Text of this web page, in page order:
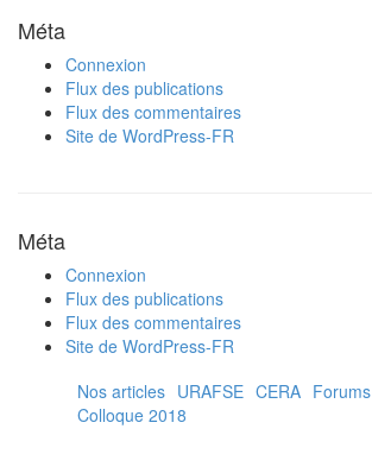
Méta
Connexion
Flux des publications
Flux des commentaires
Site de WordPress-FR
Méta
Connexion
Flux des publications
Flux des commentaires
Site de WordPress-FR
Nos articles URAFSE CERA Forums
Colloque 2018